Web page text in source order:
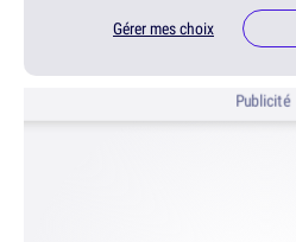
Gérer mes choix
Publicité